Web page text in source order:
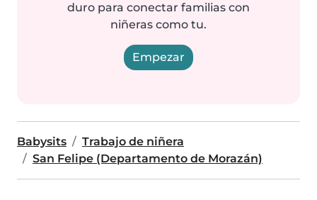
duro para conectar familias con
niñeras como tu.
Empezar
Babysits
Trabajo de niñera
San Felipe (Departamento de Morazán)